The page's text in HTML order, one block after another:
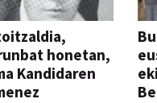
honetan,
Kandidaren